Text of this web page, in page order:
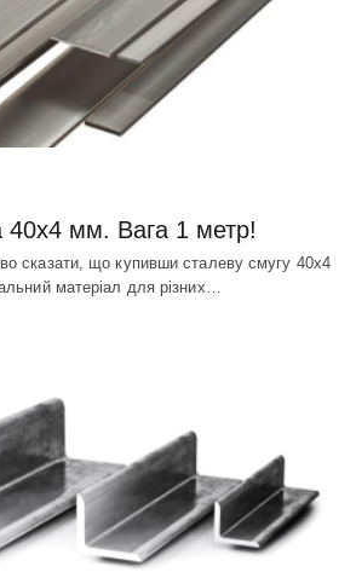
40х4 мм. Вага 1 метр!
сказати, що купивши сталеву смугу 40х4
матеріал для різних…